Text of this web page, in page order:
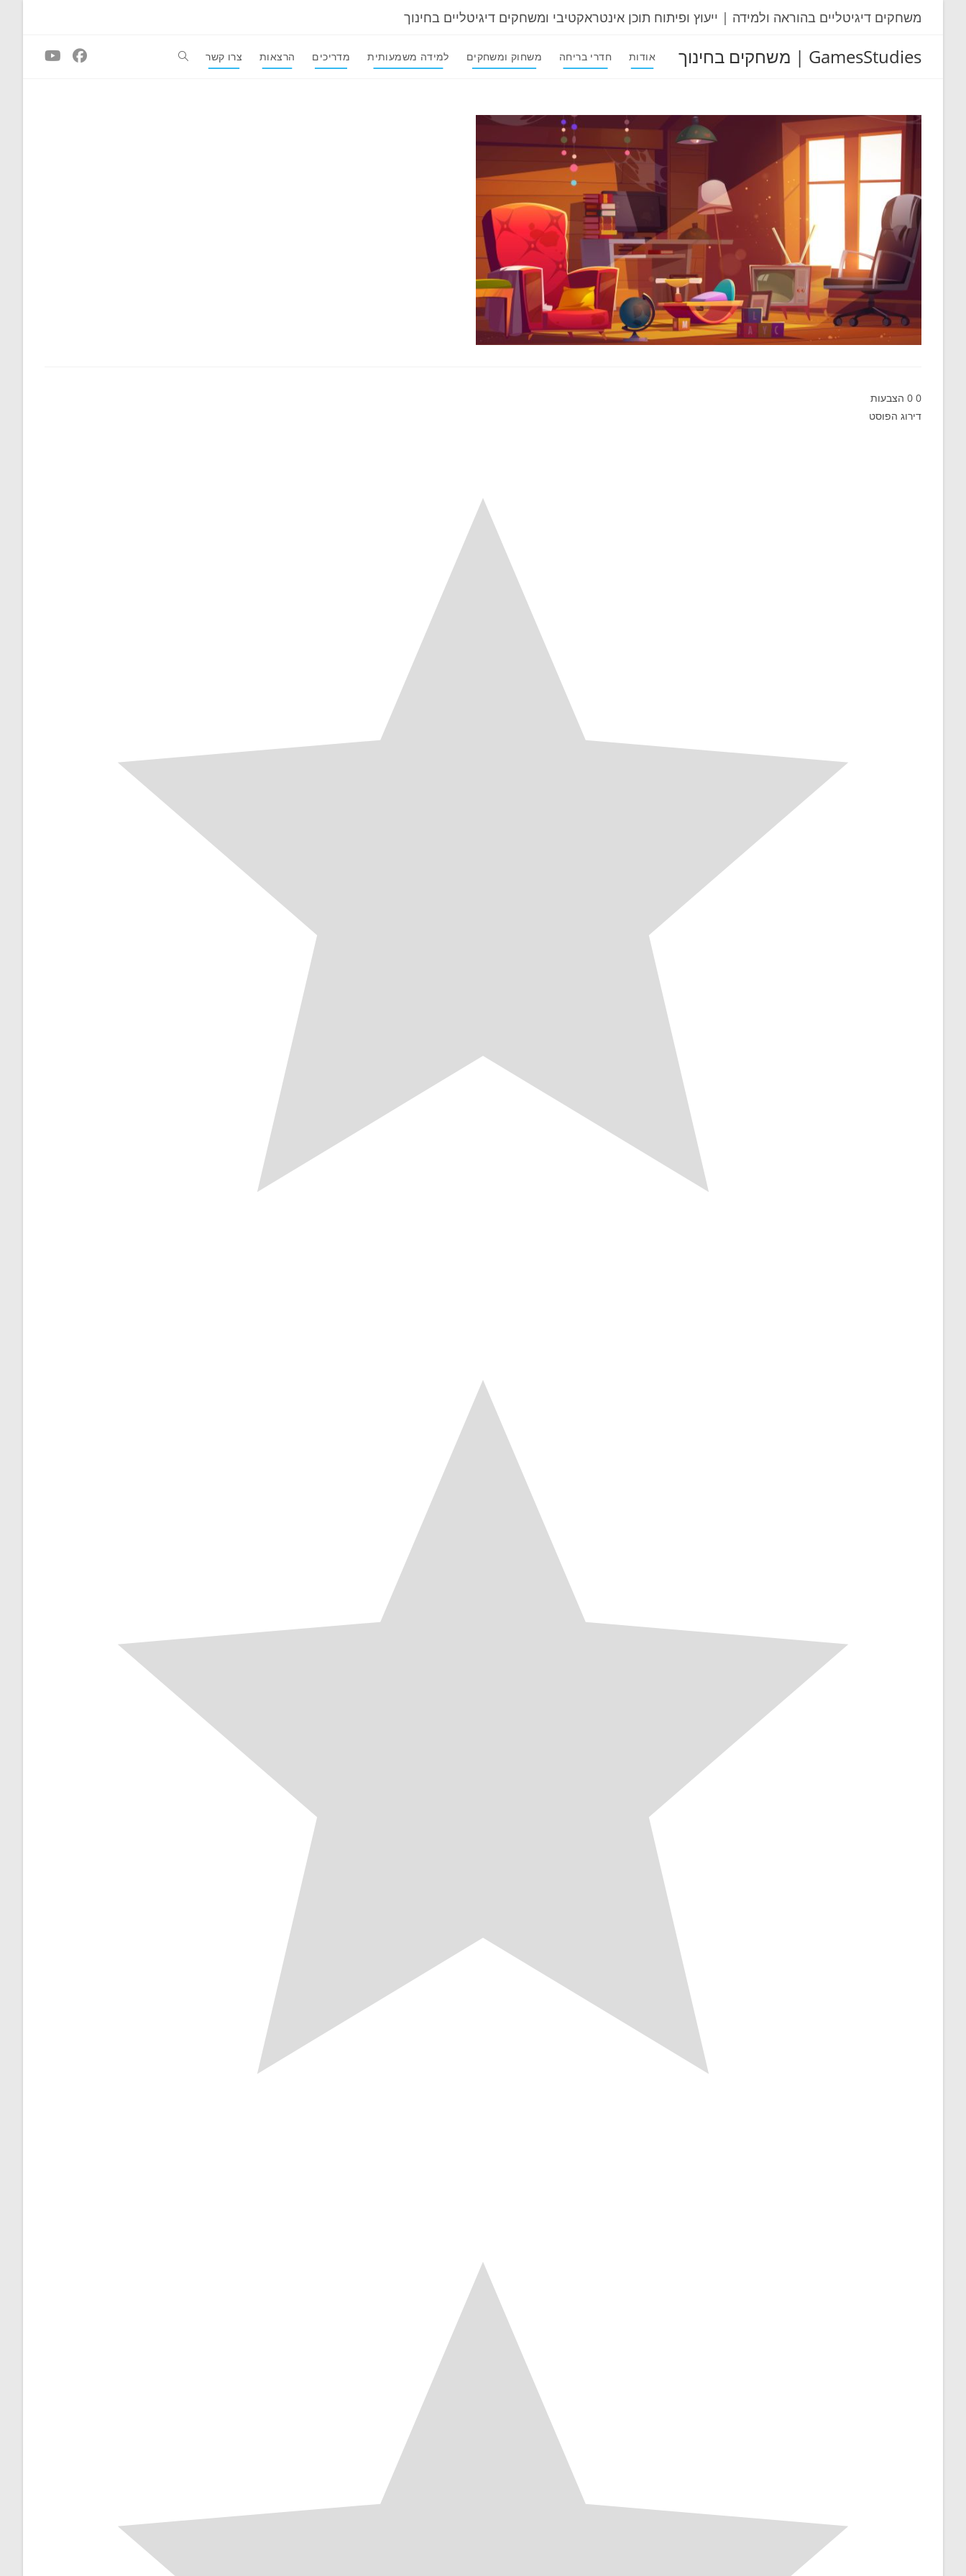
משחקים דיגיטליים בהוראה ולמידה | ייעוץ ופיתוח תוכן אינטראקטיבי ומשחקים דיגיטליים בחינוך
GamesStudies | משחקים בחינוך אודות חדרי בריחה משחוק ומשחקים למידה משמעותית מדריכים הרצאות צרו קשר Toggle
0
0 הצבעות
דירוג הפוסט